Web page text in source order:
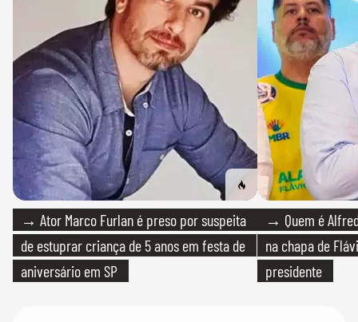
→ Ator Marco Furlan é preso por suspeita
de estuprar criança de 5 anos em festa de
aniversário em SP
→ Quem é
na chapa de
presidente